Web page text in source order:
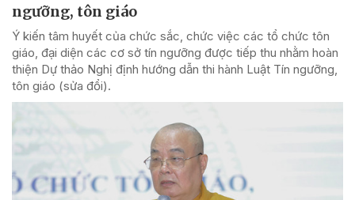
ngưỡng, tôn giáo
Ý kiến tâm huyết của chức sắc, chức việc các tổ chức tôn
giáo, đại diện các cơ sở tín ngưỡng được tiếp thu nhằm hoàn
thiện Dự thảo Nghị định hướng dẫn thi hành Luật Tín ngưỡng,
tôn giáo (sửa đổi).